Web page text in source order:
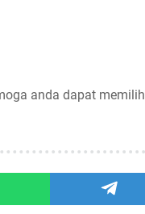
anda dapat memilih